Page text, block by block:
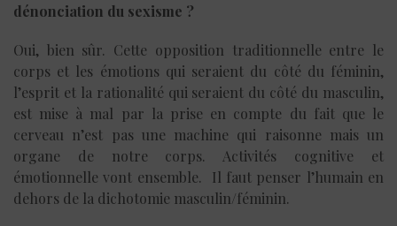
dénonciation du sexisme ?
Oui, bien sûr. Cette opposition traditionnelle entre le
corps et les émotions qui seraient du côté du féminin,
l’esprit et la rationalité qui seraient du côté du masculin,
est mise à mal par la prise en compte du fait que le
cerveau n’est pas une machine qui raisonne mais un
organe de notre corps. Activités cognitive et
émotionnelle vont ensemble. Il faut penser l’humain en
dehors de la dichotomie masculin/féminin.